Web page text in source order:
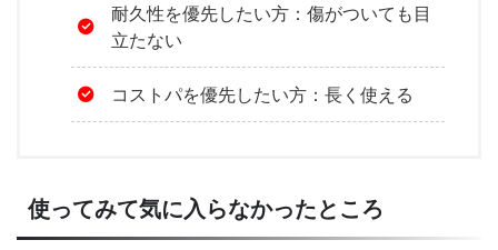
耐久性を優先したい方：傷がついても目
立たない
コストパを優先したい方：長く使える
使ってみて気に入らなかったところ